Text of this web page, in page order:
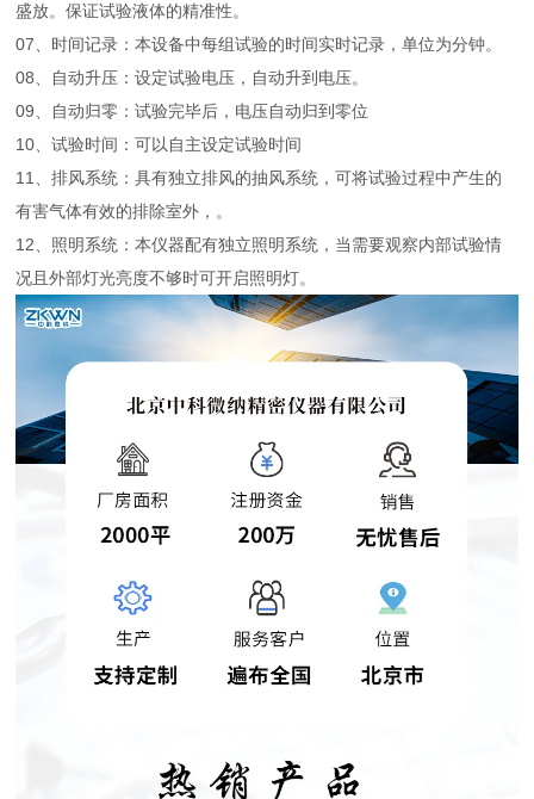
盛放。保证试验液体的精准性。
07、时间记录：本设备中每组试验的时间实时记录，单位为分钟。
08、自动升压：设定试验电压，自动升到电压。
09、自动归零：试验完毕后，电压自动归到零位
10、试验时间：可以自主设定试验时间
11、排风系统：具有独立排风的抽风系统，可将试验过程中产生的
有害气体有效的排除室外，。
12、照明系统：本仪器配有独立照明系统，当需要观察内部试验情
况且外部灯光亮度不够时可开启照明灯。